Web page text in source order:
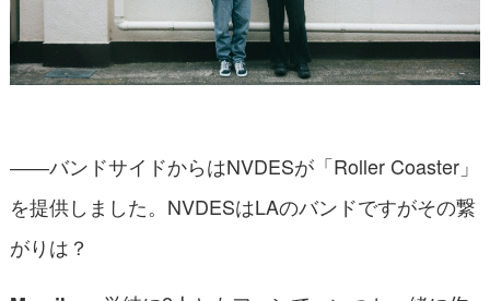
――バンドサイドからはNVDESが「Roller Coaster」
を提供しました。NVDESはLAのバンドですがその繋
がりは？